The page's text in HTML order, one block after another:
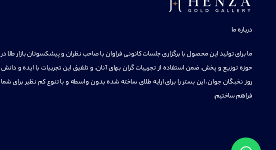
درباره ما
ما برای تولید این محصول با برگزاری جلسات کانونی فراوان با صاحب نظران و پیشکسوتان بازار طلا در
حوزه توزیع و پخش، ضمن استفاده از تجربیات گران بهای آنان، و تلفیق این تجربیات با ایده و دانش
روز نخبگان جوان، این بستر را برای ارایه طلای ساخته شده بدون واسطه و با تنوع کم نظیر برای شما
فراهم ساختیم.